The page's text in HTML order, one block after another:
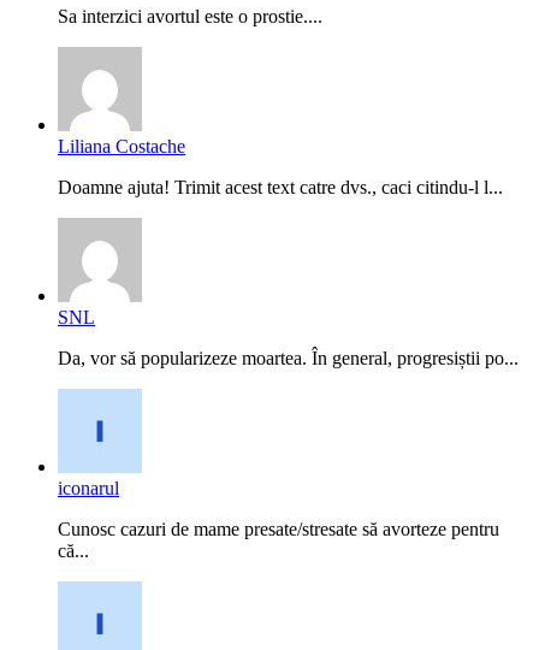
Sa interzici avortul este o prostie....
Liliana Costache
Doamne ajuta! Trimit acest text catre dvs., caci citindu-l l...
SNL
Da, vor să popularizeze moartea. În general, progresiștii po...
iconarul
Cunosc cazuri de mame presate/stresate să avorteze pentru
că...